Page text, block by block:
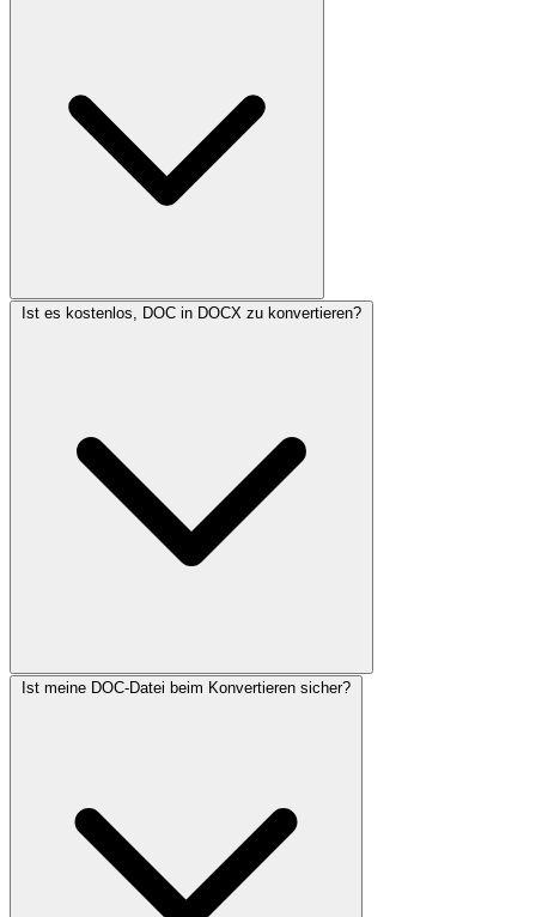
Ist es kostenlos, DOC in DOCX zu konvertieren?
Ist meine DOC-Datei beim Konvertieren sicher?